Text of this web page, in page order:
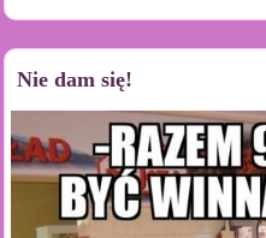
Nie dam się!